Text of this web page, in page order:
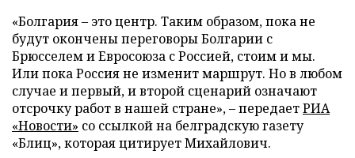
«Болгария – это центр. Таким образом, пока не
будут окончены переговоры Болгарии с
Брюсселем и Евросоюза с Россией, стоим и мы.
Или пока Россия не изменит маршрут. Но в любом
случае и первый, и второй сценарий означают
отсрочку работ в нашей стране», – передаетРИА
«Новости» со ссылкой на белградскую газету
«Блиц», которая цитирует Михайлович.